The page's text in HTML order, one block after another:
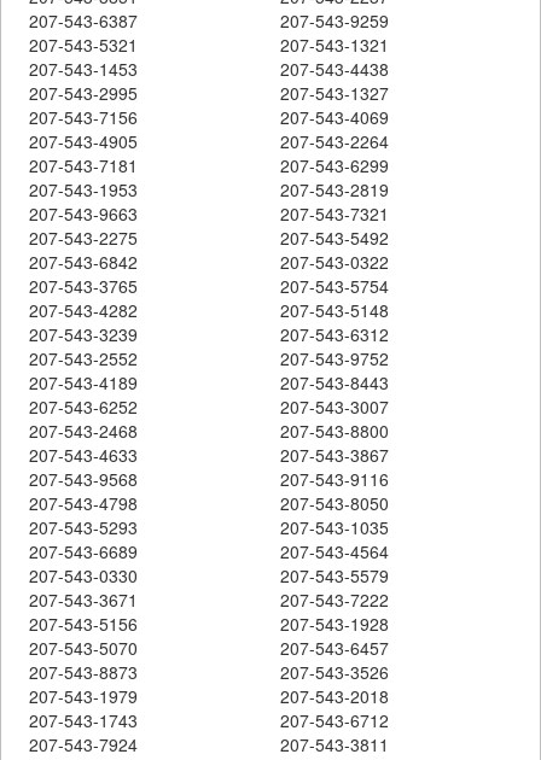
207-543-6387
207-543-9259
207-543-5321
207-543-1321
207-543-1453
207-543-4438
207-543-2995
207-543-1327
207-543-7156
207-543-4069
207-543-4905
207-543-2264
207-543-7181
207-543-6299
207-543-1953
207-543-2819
207-543-9663
207-543-7321
207-543-2275
207-543-5492
207-543-6842
207-543-0322
207-543-3765
207-543-5754
207-543-4282
207-543-5148
207-543-3239
207-543-6312
207-543-2552
207-543-9752
207-543-4189
207-543-8443
207-543-6252
207-543-3007
207-543-2468
207-543-8800
207-543-4633
207-543-3867
207-543-9568
207-543-9116
207-543-4798
207-543-8050
207-543-5293
207-543-1035
207-543-6689
207-543-4564
207-543-0330
207-543-5579
207-543-3671
207-543-7222
207-543-5156
207-543-1928
207-543-5070
207-543-6457
207-543-8873
207-543-3526
207-543-1979
207-543-2018
207-543-1743
207-543-6712
207-543-7924
207-543-3811